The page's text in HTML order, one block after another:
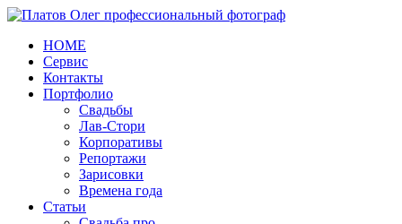
HOME
Сервис
Контакты
Портфолио
Свадьбы
Лав-Стори
Корпоративы
Репортажи
Зарисовки
Времена года
Статьи